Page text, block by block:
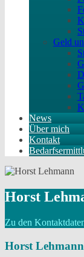
Geld
News
Über mich
Kontakt
Horst
Zu den
Horst Lehmann